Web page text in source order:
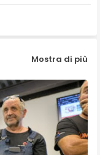
Mostra di più